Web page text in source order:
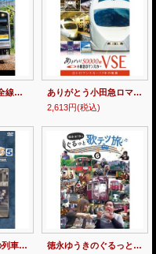
205系 JR鶴見線 全線往復 4K撮影作品 本線・海芝浦支線・大川支線【DVD】
ありがとう小田急ロマンスカー50000形VSE 白いロマンスカー17年の軌跡【DVD】
2,613円(税込)
よみがえる昭和の列車たち5 横浜市電篇1 ~長谷川弘和 8ミリフィルム作品集~【DVD】
徳永ゆうきのぐるっと歌テツ旅 第6巻 #22 野岩鉄道・会津鉄道 新藤原-会津高原尾瀬口 会津田島 #23 会津鉄道 会津田島-西若松 #24能勢電鉄 #25 愛知環状 鉄道 #26 長良川鉄道【DVD】